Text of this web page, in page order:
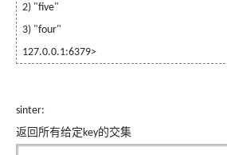
2) "five"
3) "four"
127.0.0.1:6379>
sinter:
返回所有给定 key的交集